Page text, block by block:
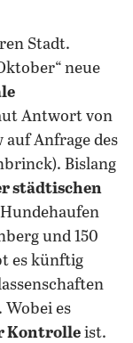
Stadt.
neue
Antwort von
auf Anfrage des
Bislang
städtischen
und 150
es künftig
Wobei es
Kontrolle ist.